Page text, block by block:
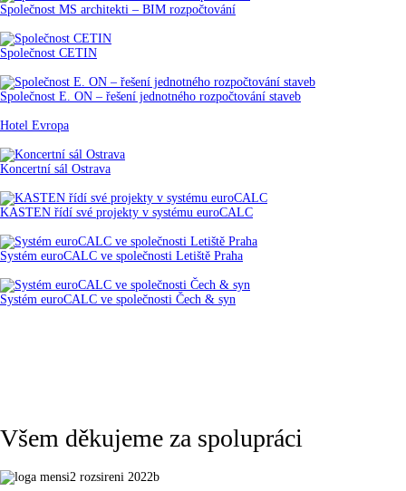
Společnost MS architekti – BIM rozpočtování
Společnost CETIN
Společnost E. ON – řešení jednotného rozpočtování staveb
Hotel Evropa
Koncertní sál Ostrava
KASTEN řídí své projekty v systému euroCALC
Systém euroCALC ve společnosti Letiště Praha
Systém euroCALC ve společnosti Čech & syn
Všem děkujeme za spolupráci